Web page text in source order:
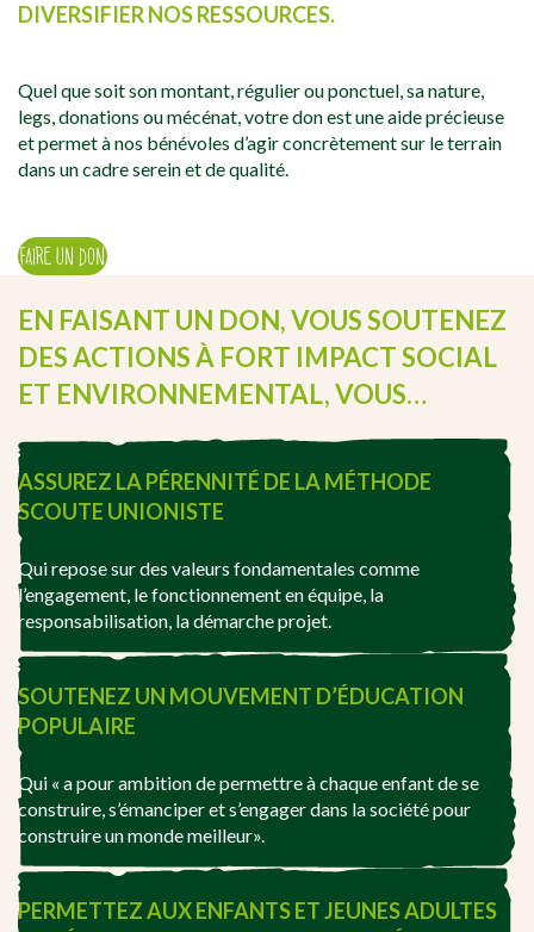
DIVERSIFIER NOS RESSOURCES.
Quel que soit son montant, régulier ou ponctuel, sa nature,
legs, donations ou mécénat, votre don est une aide précieuse
et permet à nos bénévoles d’agir concrètement sur le terrain
dans un cadre serein et de qualité.
FAIRE UN DON
EN FAISANT UN DON, VOUS SOUTENEZ
DES ACTIONS À FORT IMPACT SOCIAL
ET ENVIRONNEMENTAL, VOUS…
ASSUREZ LA PÉRENNITÉ DE LA MÉTHODE
SCOUTE UNIONISTE
Qui repose sur des valeurs fondamentales comme
l’engagement, le fonctionnement en équipe, la
responsabilisation, la démarche projet.
SOUTENEZ UN MOUVEMENT D’ÉDUCATION
POPULAIRE
Qui « a pour ambition de permettre à chaque enfant de se
construire, s’émanciper et s’engager dans la société pour
construire un monde meilleur».
PERMETTEZ AUX ENFANTS ET JEUNES ADULTES